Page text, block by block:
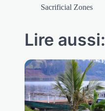
Sacrificial Zones
Lire aussi: